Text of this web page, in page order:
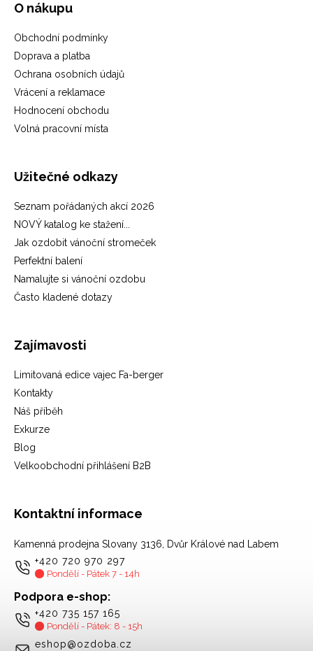
O nákupu
Obchodní podmínky
Doprava a platba
Ochrana osobních údajů
Vrácení a reklamace
Hodnocení obchodu
Volná pracovní místa
Užitečné odkazy
Seznam pořádaných akcí 2026
NOVÝ katalog ke stažení...
Jak ozdobit vánoční stromeček
Perfektní balení
Namalujte si vánoční ozdobu
Často kladené dotazy
Zajímavosti
Limitovaná edice vajec Fa-berger
Kontakty
Náš příběh
Exkurze
Blog
Velkoobchodní přihlášení B2B
Kontaktní informace
Kamenná prodejna Slovany 3136, Dvůr Králové nad Labem
+420 720 970 297
Pondělí - Pátek 7 - 14h
Podpora e-shop:
+420 735 157 165
Pondělí - Pátek: 8 - 15h
eshop@ozdoba.cz